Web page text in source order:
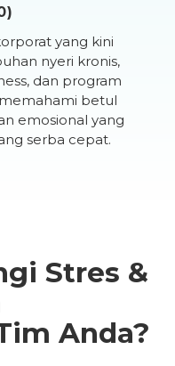
yang kini
nyeri kronis,
dan program
betul
emosional yang
serba cepat.
Stres &
Anda?